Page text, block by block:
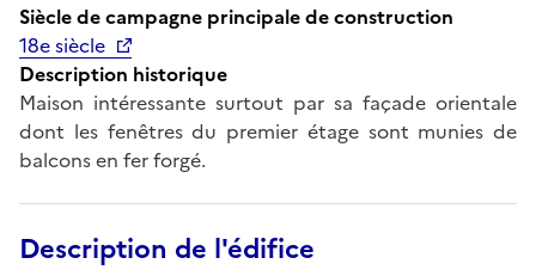
Siècle de campagne principale de construction
18e siècle
Description historique
Maison intéressante surtout par sa façade orientale
dont les fenêtres du premier étage sont munies de
balcons en fer forgé.
Description de l'édifice